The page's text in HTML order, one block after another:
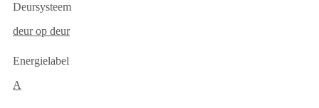
Deursysteem
deur op deur
Energielabel
A